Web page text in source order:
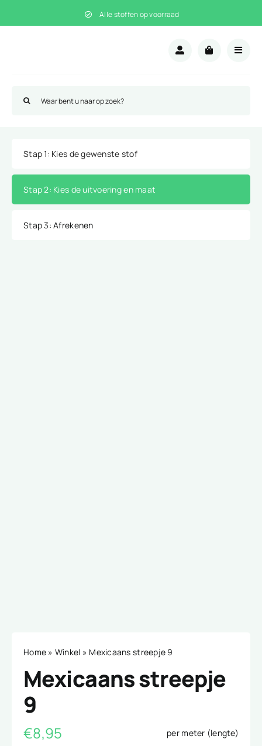
naar
Alle stoffen op voorraad
naar:
Stap 1: Kies de gewenste stof
Stap 2: Kies de uitvoering en maat
Stap 3: Afrekenen
Home » Winkel » Mexicaans streepje 9
Mexicaans streepje
9
€8,95 per meter (lengte)